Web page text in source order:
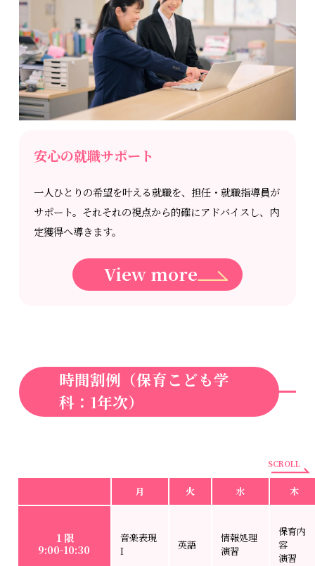
安心の就職サポート
一人ひとりの希望を叶える就職を、担任・就職指導員が
サポート。それそれの視点から的確にアドバイスし、内
定獲得へ導きます。
View more
時間割例（保育こども学
科：1年次）
SCROLL
月 火 水 木
１限
9:00-10:30
音楽表現
I
英語
情報処理
演習
保育内
容
演習